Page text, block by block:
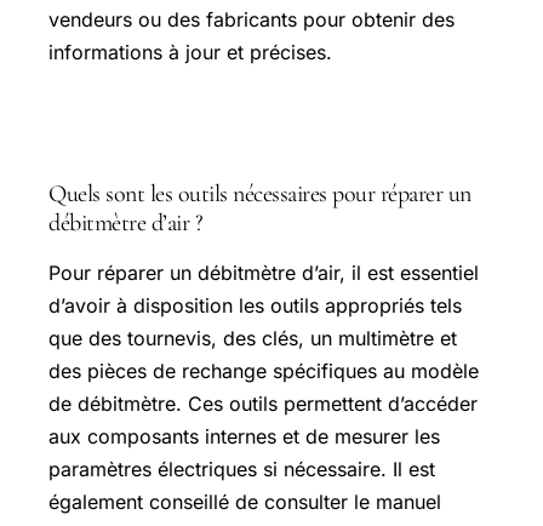
vendeurs ou des fabricants pour obtenir des
informations à jour et précises.
Quels sont les outils nécessaires pour réparer un
débitmètre d’air ?
Pour réparer un débitmètre d’air, il est essentiel
d’avoir à disposition les outils appropriés tels
que des tournevis, des clés, un multimètre et
des pièces de rechange spécifiques au modèle
de débitmètre. Ces outils permettent d’accéder
aux composants internes et de mesurer les
paramètres électriques si nécessaire. Il est
également conseillé de consulter le manuel